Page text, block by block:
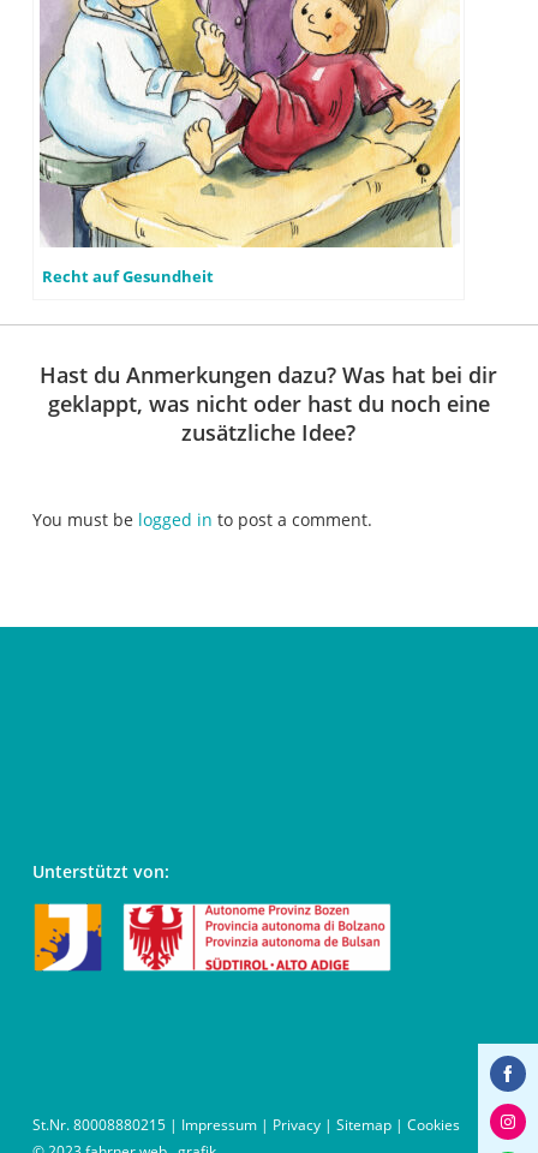
Recht auf Gesundheit
Hast du Anmerkungen dazu? Was hat bei dir
geklappt, was nicht oder hast du noch eine
zusätzliche Idee?
You must be logged in to post a comment.
Unterstützt von:
St.Nr. 80008880215 | Impressum| Privacy| Sitemap| Cookies
Share
on